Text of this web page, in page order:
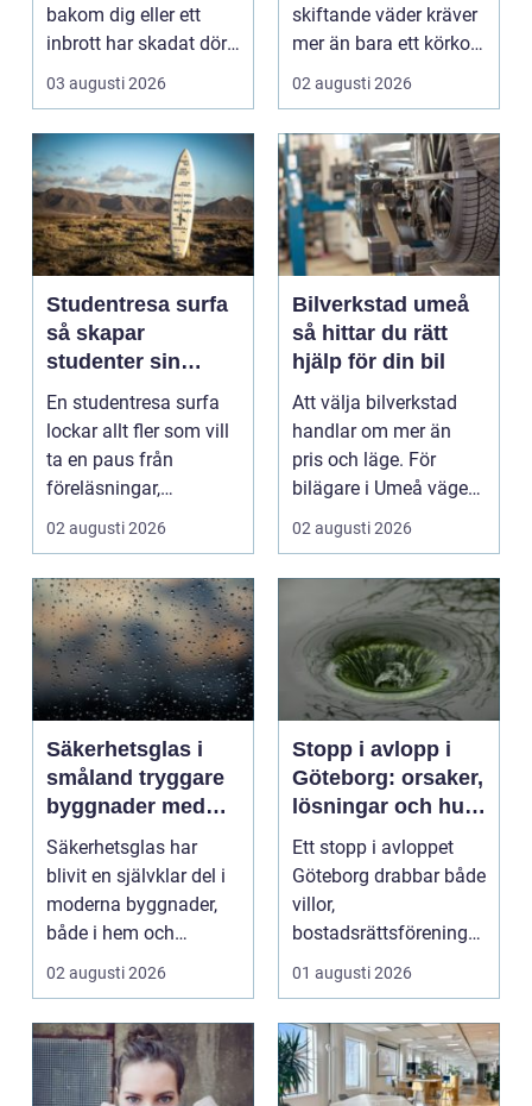
bakom dig eller ett
inbrott har skadat dörr
och karm,...
03 augusti 2026
skiftande väder kräver
mer än bara ett körkort
och en pålitlig bil. ...
02 augusti 2026
Studentresa surfa
så skapar
studenter sin
ultimata paus från
plugget
En studentresa surfa
lockar allt fler som vill
ta en paus från
föreläsningar,
tentaplugg och sena
02 augusti 2026
Bilverkstad umeå
så hittar du rätt
hjälp för din bil
Att välja bilverkstad
handlar om mer än
pris och läge. För
bilägare i Umeå väger
trygghet, tillgängl...
02 augusti 2026
Säkerhetsglas i
småland tryggare
byggnader med
smarta
glaslösningar
Säkerhetsglas har
blivit en självklar del i
moderna byggnader,
både i hem och
offentliga miljöer. I ...
02 augusti 2026
Stopp i avlopp i
Göteborg: orsaker,
lösningar och hur
problem kan
undvikas
Ett stopp i avloppet
Göteborg drabbar både
villor,
bostadsrättsföreningar
och h...
01 augusti 2026